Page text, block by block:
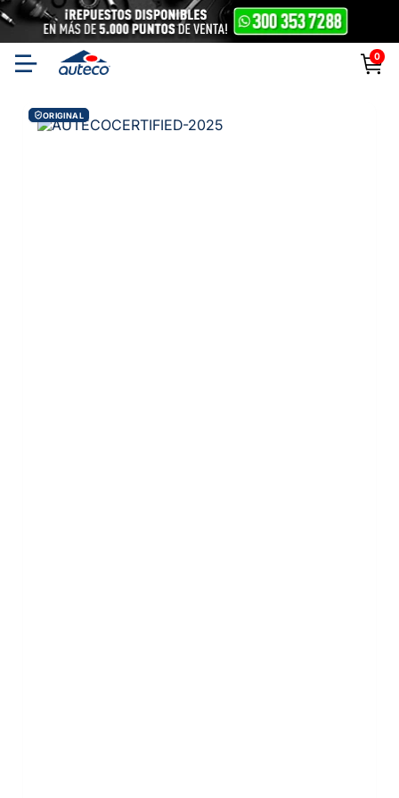
0
ORIGINAL